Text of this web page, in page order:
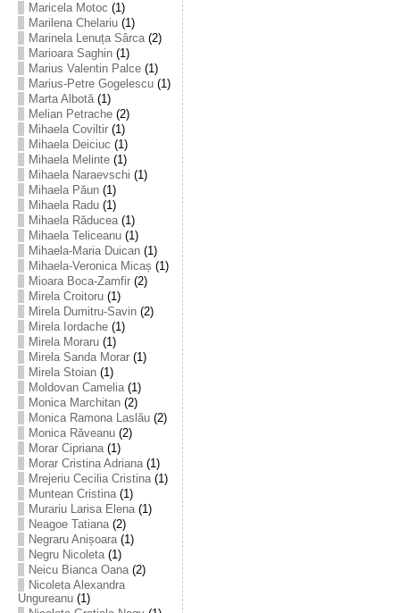
Maricela Motoc (1)
Marilena Chelariu(1)
Marinela Lenuța Sârca(2)
Marioara Saghin(1)
Marius Valentin Palce(1)
Marius-Petre Gogelescu(1)
Marta Albotă(1)
Melian Petrache(2)
Mihaela Coviltir(1)
Mihaela Deiciuc (1)
Mihaela Melinte(1)
Mihaela Naraevschi (1)
Mihaela Păun(1)
Mihaela Radu(1)
Mihaela Răducea(1)
Mihaela Teliceanu(1)
Mihaela-Maria Duican(1)
Mihaela-Veronica Micaș (1)
Mioara Boca-Zamfir(2)
Mirela Croitoru(1)
Mirela Dumitru-Savin(2)
Mirela Iordache(1)
Mirela Moraru(1)
Mirela Sanda Morar(1)
Mirela Stoian(1)
Moldovan Camelia(1)
Monica Marchitan(2)
Monica Ramona Laslău(2)
Monica Răveanu(2)
Morar Cipriana(1)
Morar Cristina Adriana(1)
Mrejeriu Cecilia Cristina(1)
Muntean Cristina(1)
Murariu Larisa Elena(1)
Neagoe Tatiana(2)
Negraru Anișoara(1)
Negru Nicoleta(1)
Neicu Bianca Oana(2)
Nicoleta Alexandra
Ungureanu(1)